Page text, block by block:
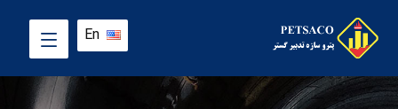
En